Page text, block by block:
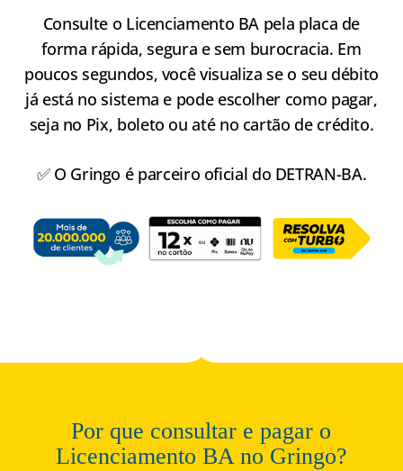
Consulte o Licenciamento BA pela placa de
forma rápida, segura e sem burocracia. Em
poucos segundos, você visualiza se o seu débito
já está no sistema e pode escolher como pagar,
seja no Pix, boleto ou até no cartão de crédito.
✅ O Gringo é parceiro oficial do DETRAN-BA.
Por que consultar e pagar o
Licenciamento BA no Gringo?